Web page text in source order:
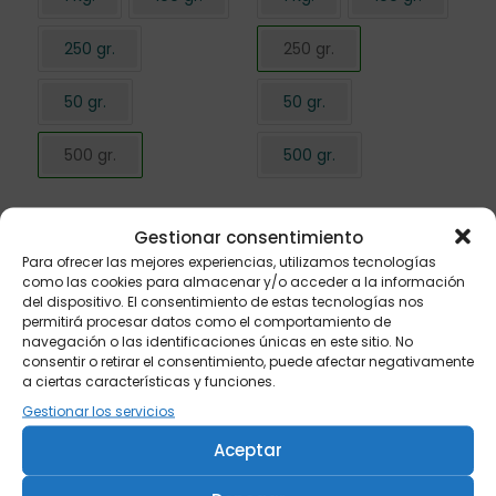
Gestionar consentimiento
Para ofrecer las mejores experiencias, utilizamos tecnologías
como las cookies para almacenar y/o acceder a la información
del dispositivo. El consentimiento de estas tecnologías nos
permitirá procesar datos como el comportamiento de
navegación o las identificaciones únicas en este sitio. No
consentir o retirar el consentimiento, puede afectar negativamente
a ciertas características y funciones.
Gestionar los servicios
Aceptar
250 gr.
50 gr.
500 gr.
250 gr.
50 gr.
500 gr.
Bolsa té negra 100 gr. Bolsa té negra 50 gr.
0,20